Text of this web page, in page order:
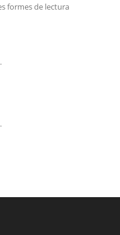
formes de lectura